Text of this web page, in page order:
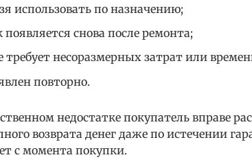
использовать по назначению;
появляется снова после ремонта;
требует несоразмерных затрат или
повторно.
недостатке покупатель вправе
возврата денег даже по истечении
с момента покупки.